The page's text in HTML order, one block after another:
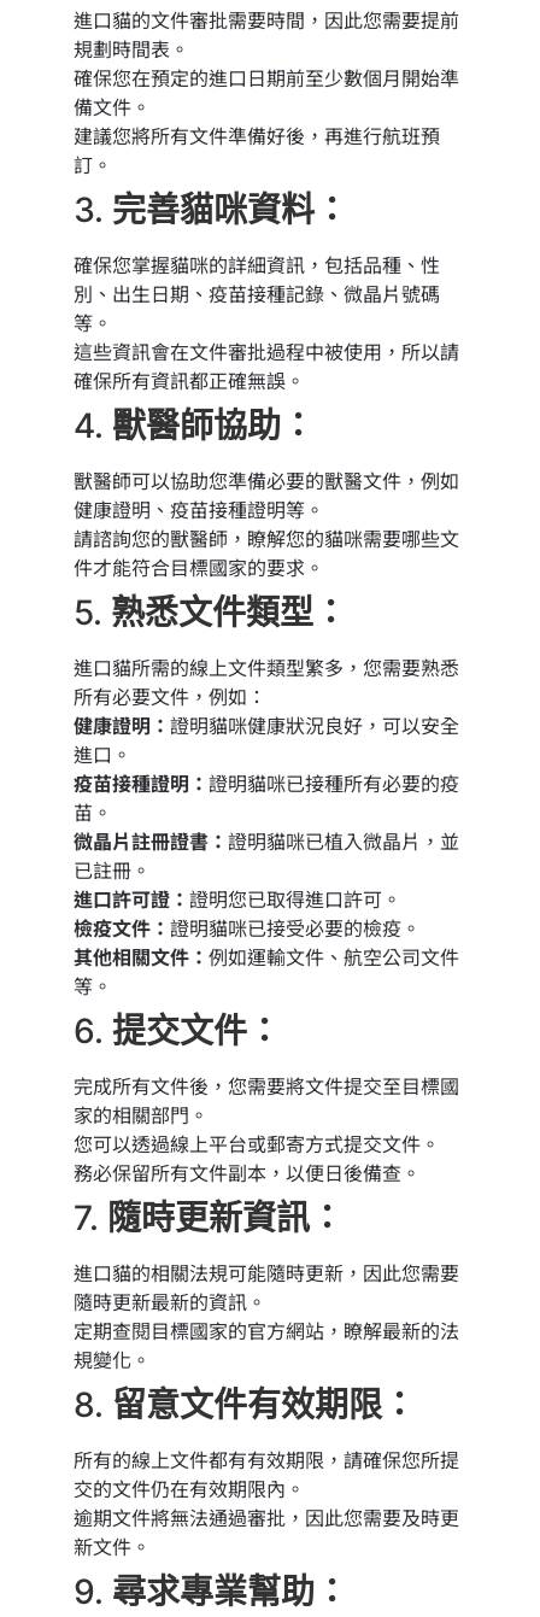
進口貓的文件審批需要時間，因此您需要提前
規劃時間表。
確保您在預定的進口日期前至少數個月開始準
備文件。
建議您將所有文件準備好後，再進行航班預
訂。
3. 完善貓咪資料：
確保您掌握貓咪的詳細資訊，包括品種、性
別、出生日期、疫苗接種記錄、微晶片號碼
等。
這些資訊會在文件審批過程中被使用，所以請
確保所有資訊都正確無誤。
4. 獸醫師協助：
獸醫師可以協助您準備必要的獸醫文件，例如
健康證明、疫苗接種證明等。
請諮詢您的獸醫師，瞭解您的貓咪需要哪些文
件才能符合目標國家的要求。
5. 熟悉文件類型：
進口貓所需的線上文件類型繁多，您需要熟悉
所有必要文件，例如：
健康證明：證明貓咪健康狀況良好，可以安全
進口。
疫苗接種證明：證明貓咪已接種所有必要的疫
苗。
微晶片註冊證書：證明貓咪已植入微晶片，並
已註冊。
進口許可證：證明您已取得進口許可。
檢疫文件：證明貓咪已接受必要的檢疫。
其他相關文件：例如運輸文件、航空公司文件
等。
6.提交文件：
完成所有文件後，您需要將文件提交至目標國
家的相關部門。
您可以透過線上平台或郵寄方式提交文件。
務必保留所有文件副本，以便日後備查。
7. 隨時更新資訊：
進口貓的相關法規可能隨時更新，因此您需要
隨時更新最新的資訊。
定期查閱目標國家的官方網站，瞭解最新的法
規變化。
8. 留意文件有效期限：
所有的線上文件都有有效期限，請確保您所提
交的文件仍在有效期限內。
逾期文件將無法通過審批，因此您需要及時更
新文件。
9. 尋求專業幫助：